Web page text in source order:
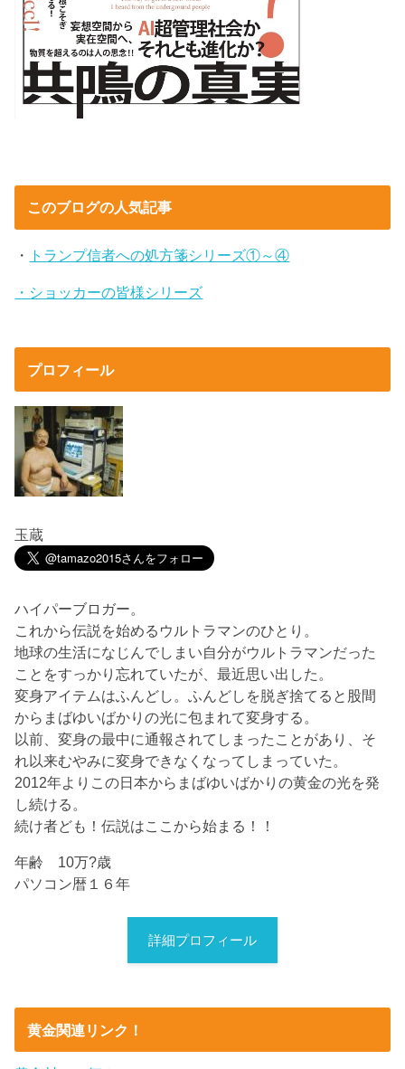
このブログの人気記事
・ トランプ信者への処方箋シリーズ①～④
・ショッカーの皆様シリーズ
プロフィール
玉蔵
ハイパーブロガー。
これから伝説を始めるウルトラマンのひとり。
地球の生活になじんでしまい自分がウルトラマンだった
ことをすっかり忘れていたが、最近思い出した。
変身アイテムはふんどし。ふんどしを脱ぎ捨てると股間
からまばゆいばかりの光に包まれて変身する。
以前、変身の最中に通報されてしまったことがあり、そ
れ以来むやみに変身できなくなってしまっていた。
2012年よりこの日本からまばゆいばかりの黄金の光を発
し続ける。
続け者ども！伝説はここから始まる！！
年齢 10万?歳
パソコン暦１６年
詳細プロフィール
黄金関連リンク！